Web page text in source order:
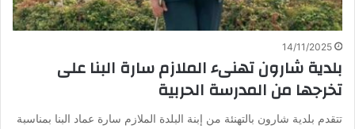
14/11/2025
بلدية شارون تهنىء الملازم سارة البنا على
تخرجها من المدرسة الحربية
تتقدم بلدية شارون بالتهنئة من إبنة البلدة الملازم سارة عماد البنا بمناسبة